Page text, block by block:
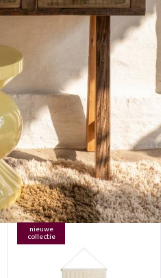
nieuwe
collectie